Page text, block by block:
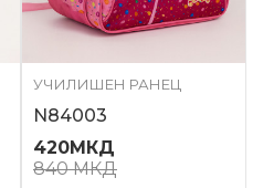
УЧИЛИШЕН РАНЕЦ
N84003
420МКД
840МКД